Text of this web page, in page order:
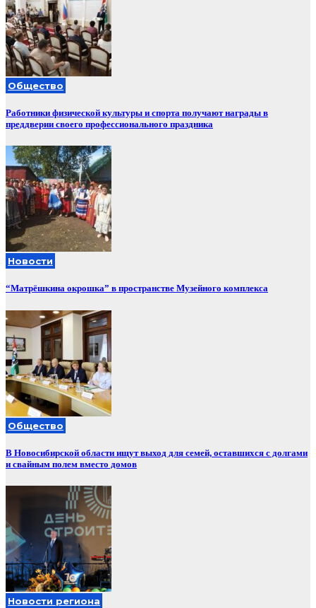
Общество
Работники физической культуры и спорта получают награды в
преддверии своего профессионального праздника
Новости
“Матрёшкина окрошка” в пространстве Музейного комплекса
Общество
В Новосибирской области ищут выход для семей, оставшихся с долгами
и свайным полем вместо домов
Новости региона